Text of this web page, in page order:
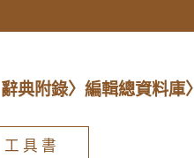
典附錄〉編輯總資料庫〉
工 具 書